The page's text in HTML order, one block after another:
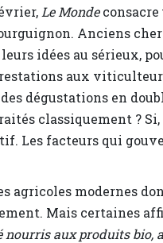
Le Mondeconsacre
Anciens
idées au sérieux,
aux
dégustations en
classiquement ? Si,
Les facteurs qui
agricoles modernes
Mais certaines
nourris aux produits